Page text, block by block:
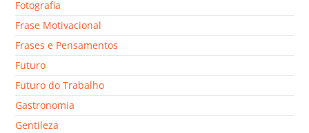
Fotografia
Frase Motivacional
Frases e Pensamentos
Futuro
Futuro do Trabalho
Gastronomia
Gentileza